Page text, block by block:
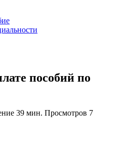
пособий по
39 мин. Просмотров 7